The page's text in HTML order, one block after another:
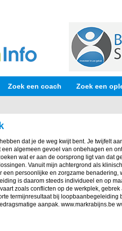
Zoek een coach Zoek een
dat je de weg kwijt bent. Je twijfelt
algemeen gevoel van onbehagen en
wat er aan de oorsprong ligt van dat
Vanuit mijn achtergrond als
een persoonlijke en zorgzame benadering,
is daarom steeds individueel en op
zoals conflicten op de werkplek, gebrek
termijnresultaat bij loopbaanbegeleiding
aanpak. www.markrabijns.be